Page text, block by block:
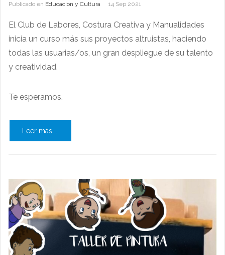
Publicado en Educacion y Cultura 14 Sep 2021
El Club de Labores, Costura Creativa y Manualidades
inicia un curso más sus proyectos altruistas, haciendo
todas las usuarias/os, un gran despliegue de su talento
y creatividad.
Te esperamos.
Leer más ...